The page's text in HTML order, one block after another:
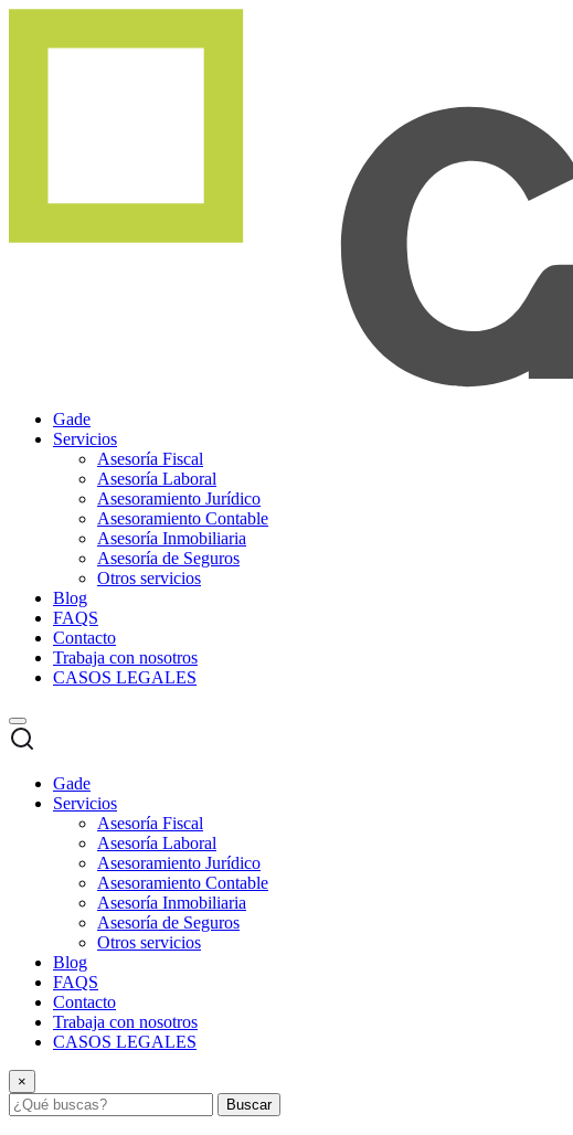
Gade
Servicios
Asesoría Fiscal
Asesoría Laboral
Asesoramiento Jurídico
Asesoramiento Contable
Asesoría Inmobiliaria
Asesoría de Seguros
Otros servicios
Blog
FAQS
Contacto
Trabaja con nosotros
CASOS LEGALES
Gade
Servicios
Asesoría Fiscal
Asesoría Laboral
Asesoramiento Jurídico
Asesoramiento Contable
Asesoría Inmobiliaria
Asesoría de Seguros
Otros servicios
Blog
FAQS
Contacto
Trabaja con nosotros
CASOS LEGALES
×
Buscar